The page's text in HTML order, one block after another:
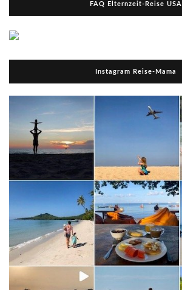
FAQ Elternzeit-Reise USA
Instagram Reise-Mama